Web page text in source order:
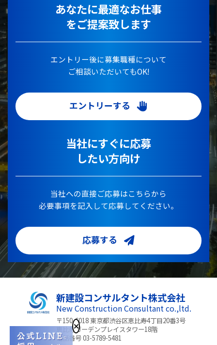
あなたに最適なお仕事
をご提案致します
エントリー後に募集職種について
ご相談いただいてもOK!
エントリーする
当社にすぐに応募
したい方向け
当社への直接ご応募はこちらから
必要事項を記入して応募してください。
応募する
新建設コンサルタント株式会社
New Construction Consultant co.,ltd.
〒150-6018 東京都渋谷区恵比寿4丁目20番3号
恵比寿ガーデンプレイスタワー18階
電話番号 03-5789-5481